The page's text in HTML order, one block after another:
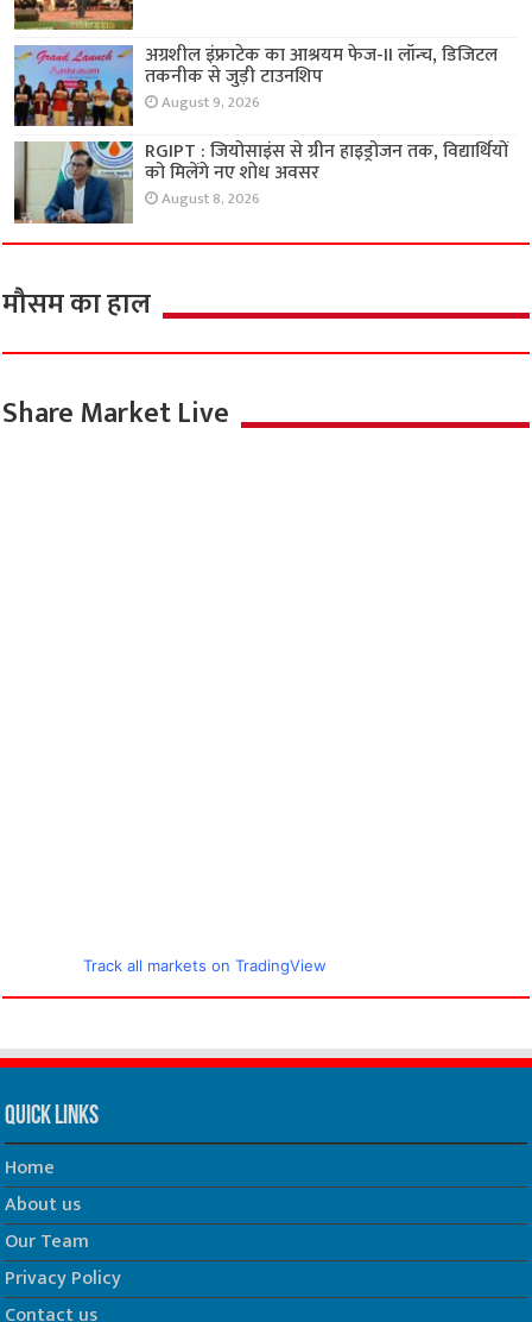
अग्रशील इंफ्राटेक का आश्रयम फेज-II लॉन्च, डिजिटल
तकनीक से जुड़ी टाउनशिप
August 9, 2026
RGIPT : जियोसाइंस से ग्रीन हाइड्रोजन तक, विद्यार्थियों
को मिलेंगे नए शोध अवसर
August 8, 2026
मौसम का हाल
Share Market Live
Track all markets on TradingView
Quick Links
Home
About us
Our Team
Privacy Policy
Contact us